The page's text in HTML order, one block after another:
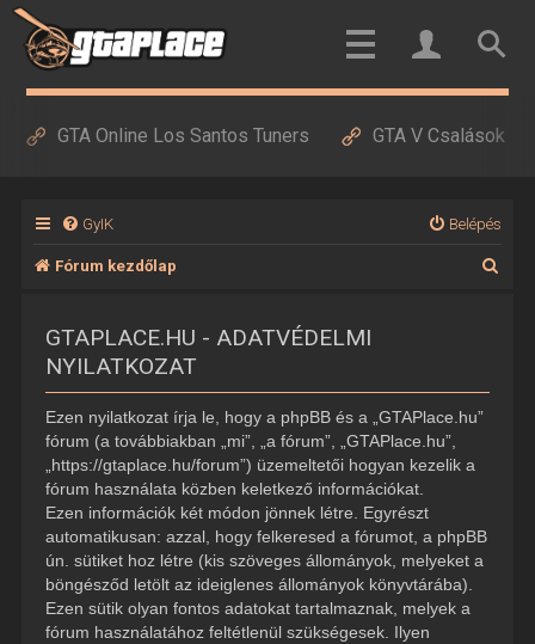
GTA Online Los Santos Tuners GTA V Csalások
GyIK Belépés
Fórum kezdőlap
GTAPLACE.HU - ADATVÉDELMI
NYILATKOZAT
Ezen nyilatkozat írja le, hogy a phpBB és a „GTAPlace.hu”
fórum (a továbbiakban „mi”, „a fórum”, „GTAPlace.hu”,
„https://gtaplace.hu/forum”) üzemeltetői hogyan kezelik a
fórum használata közben keletkező információkat.
Ezen információk két módon jönnek létre. Egyrészt
automatikusan: azzal, hogy felkeresed a fórumot, a phpBB
ún. sütiket hoz létre (kis szöveges állományok, melyeket a
böngésződ letölt az ideiglenes állományok könyvtárába).
Ezen sütik olyan fontos adatokat tartalmaznak, melyek a
fórum használatához feltétlenül szükségesek. Ilyen